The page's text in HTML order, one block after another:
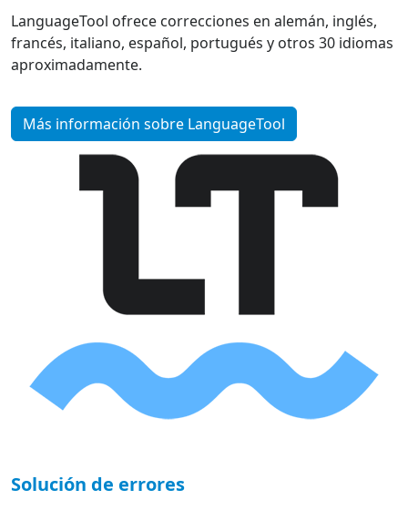
LanguageTool ofrece correcciones en alemán, inglés,
francés, italiano, español, portugués y otros 30 idiomas
aproximadamente.
Más información sobre LanguageTool
Solución de errores